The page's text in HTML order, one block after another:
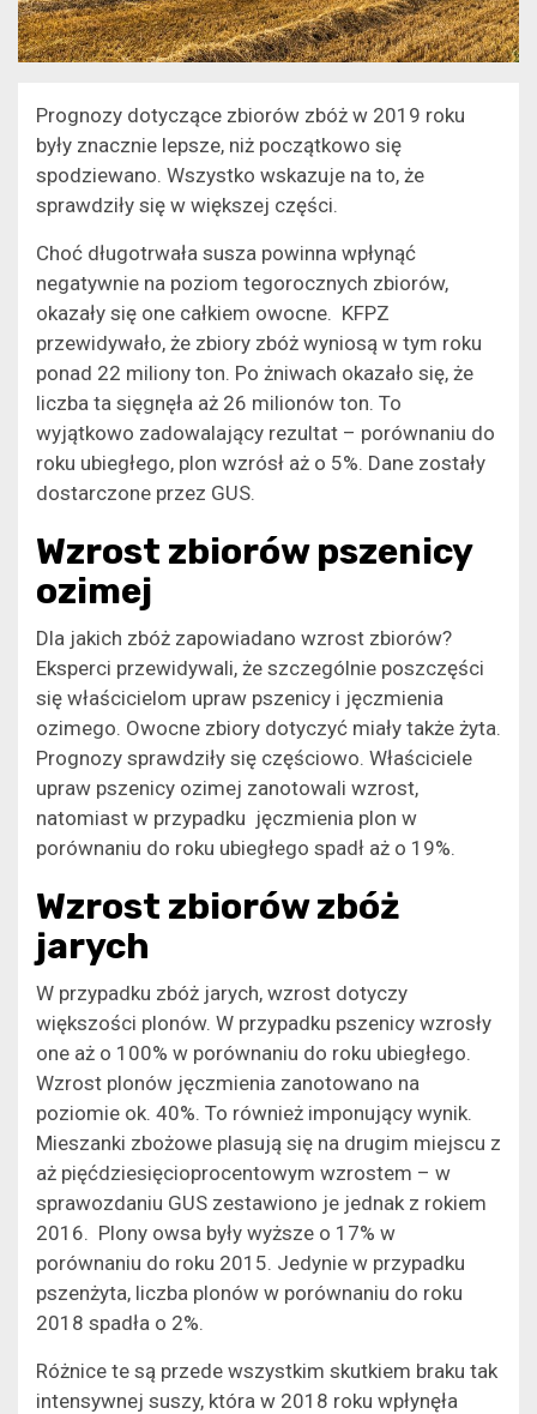
Prognozy dotyczące zbiorów zbóż w 2019 roku
były znacznie lepsze, niż początkowo się
spodziewano. Wszystko wskazuje na to, że
sprawdziły się w większej części.
Choć długotrwała susza powinna wpłynąć
negatywnie na poziom tegorocznych zbiorów,
okazały się one całkiem owocne. KFPZ
przewidywało, że zbiory zbóż wyniosą w tym roku
ponad 22 miliony ton. Po żniwach okazało się, że
liczba ta sięgnęła aż 26 milionów ton. To
wyjątkowo zadowalający rezultat – porównaniu do
roku ubiegłego, plon wzrósł aż o 5%. Dane zostały
dostarczone przez GUS.
Wzrost zbiorów pszenicy
ozimej
Dla jakich zbóż zapowiadano wzrost zbiorów?
Eksperci przewidywali, że szczególnie poszczęści
się właścicielom upraw pszenicy i jęczmienia
ozimego. Owocne zbiory dotyczyć miały także żyta.
Prognozy sprawdziły się częściowo. Właściciele
upraw pszenicy ozimej zanotowali wzrost,
natomiast w przypadku jęczmienia plon w
porównaniu do roku ubiegłego spadł aż o 19%.
Wzrost zbiorów zbóż
jarych
W przypadku zbóż jarych, wzrost dotyczy
większości plonów. W przypadku pszenicy wzrosły
one aż o 100% w porównaniu do roku ubiegłego.
Wzrost plonów jęczmienia zanotowano na
poziomie ok. 40%. To również imponujący wynik.
Mieszanki zbożowe plasują się na drugim miejscu z
aż pięćdziesięcioprocentowym wzrostem – w
sprawozdaniu GUS zestawiono je jednak z rokiem
2016. Plony owsa były wyższe o 17% w
porównaniu do roku 2015. Jedynie w przypadku
pszenżyta, liczba plonów w porównaniu do roku
2018 spadła o 2%.
Różnice te są przede wszystkim skutkiem braku tak
intensywnej suszy, która w 2018 roku wpłynęła